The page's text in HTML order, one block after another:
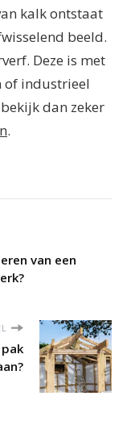
kalk ontstaat
beeld.
Deze is met
of industrieel
dan zeker
.
van een